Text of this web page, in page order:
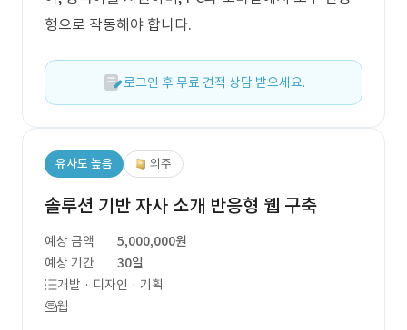
형으로 작동해야 합니다.
로그인 후 무료 견적 상담 받으세요.
유사도 높음 외주
솔루션 기반 자사 소개 반응형 웹 구축
예상 금액
5,000,000원
예상 기간
30일
개발 · 디자인 · 기획
웹